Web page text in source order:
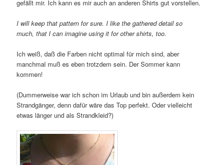
gefällt mir. Ich kann es mir auch an anderen Shirts gut vorstellen.
I will keep that pattern for sure. I like the gathered detail so
much, that I can imagine using it for other shirts, too.
Ich weiß, daß die Farben nicht optimal für mich sind, aber
manchmal muß es eben trotzdem sein. Der Sommer kann
kommen!
(Dummerweise war ich schon im Urlaub und bin außerdem kein
Strandgänger, denn dafür wäre das Top perfekt. Oder vielleicht
etwas länger und als Strandkleid?)